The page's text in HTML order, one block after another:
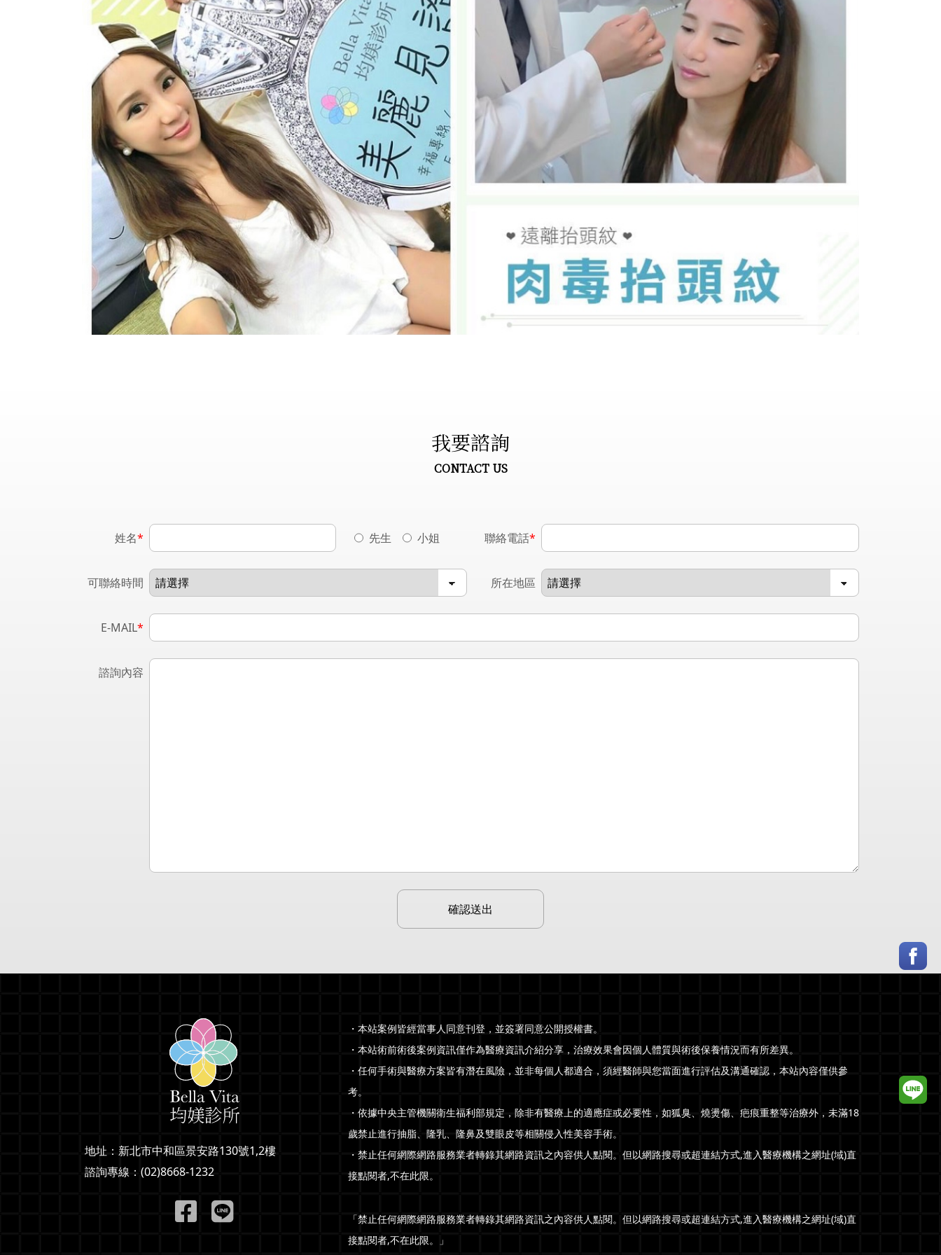
我要諮詢
CONTACT US
姓名* 先生 小姐 聯絡電話*
可聯絡時間 所在地區
E-MAIL*
諮詢內容
地址： 新北市中和區景安路130號1,2樓
諮詢專線： (02)8668-1232
・本站案例皆經當事人同意刊登，並簽署同意公開授權書。
・本站術前術後案例資訊僅作為醫療資訊介紹分享，治療效果會因個人體質與術後保養情況而有所差異。
・任何手術與醫療方案皆有潛在風險，並非每個人都適合，須經醫師與您當面進行評估及溝通確認，本站內容僅供參
考。
・依據中央主管機關衛生福利部規定，除非有醫療上的適應症或必要性，如狐臭、燒燙傷、疤痕重整等治療外，未滿18
歲禁止進行抽脂、隆乳、隆鼻及雙眼皮等相關侵入性美容手術。
・禁止任何網際網路服務業者轉錄其網路資訊之內容供人點閱。但以網路搜尋或超連結方式,進入醫療機構之網址(域)直
接點閱者,不在此限。
「禁止任何網際網路服務業者轉錄其網路資訊之內容供人點閱。但以網路搜尋或超連結方式,進入醫療機構之網址(域)直
接點閱者,不在此限。」